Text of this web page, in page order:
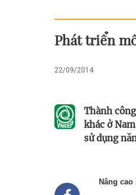
Phát triển
22/09/2014
Thành
khác ở
sử dụng
Nâng